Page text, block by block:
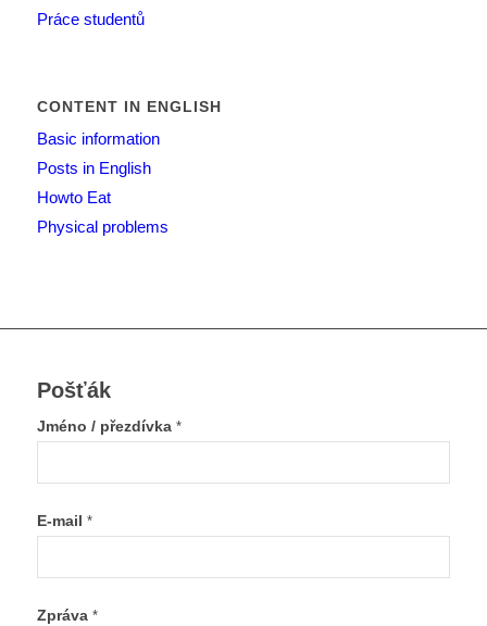
Práce studentů
CONTENT IN ENGLISH
Basic information
Posts in English
Howto Eat
Physical problems
Pošťák
Jméno / přezdívka *
E-mail *
Zpráva *